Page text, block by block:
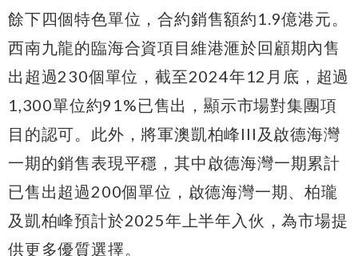
餘下四個特色單位，合約銷售額約1.9億港元。
西南九龍的臨海合資項目維港滙於回顧期內售
出超過230個單位，截至2024年12月底，超過
1,300單位約91%已售出，顯示市場對集團項
目的認可。此外，將軍澳凱柏峰III及啟德海灣
一期的銷售表現平穩，其中啟德海灣一期累計
已售出超過200個單位，啟德海灣一期、柏瓏
及凱柏峰預計於2025年上半年入伙，為市場提
供更多優質選擇。